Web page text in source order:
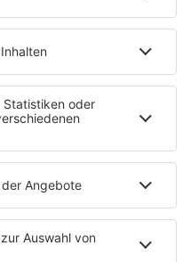
Echo. Sagt einfach
einen der anderen
von ffn.